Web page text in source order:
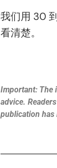
我们用 30
看清楚。
Important: The
advice.
publication has